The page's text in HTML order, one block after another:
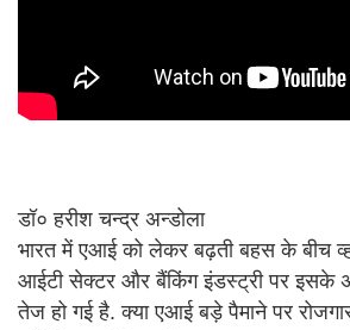
डॉ० हरीश चन्द्र अन्डोला
भारत में एआई को लेकर बढ़ती बहस के बीच
आईटी सेक्टर और बैंकिंग इंडस्ट्री पर इसके
तेज हो गई है. क्या एआई बड़े पैमाने पर